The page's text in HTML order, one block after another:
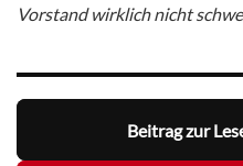
Vorstand wirklich nicht
Beitrag zur